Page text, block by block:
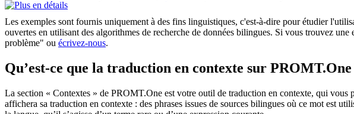
Les exemples sont fournis uniquement à des fins linguistiques, c'est-à-dire pour étudier
ouvertes en utilisant des algorithmes de recherche de données bilingues. Si vous trouvez
problème" ou écrivez-nous.
Qu’est-ce que la traduction en contexte sur PROMT.One
La section « Contextes » de PROMT.One est votre outil de traduction en contexte, qui vous
affichera sa traduction en contexte : des phrases issues de sources bilingues où ce mot est